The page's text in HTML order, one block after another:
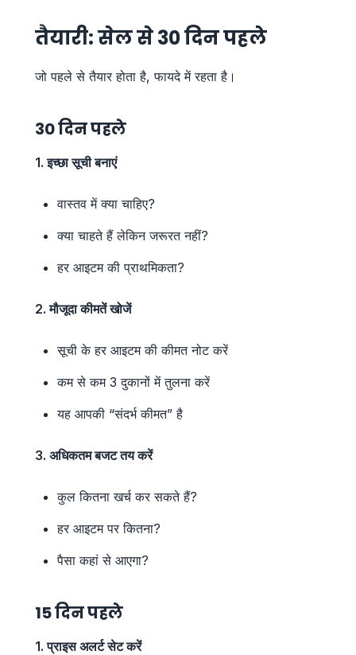
तैयारी: सेल से 30 दिन पहले
जो पहले से तैयार होता है, फायदे में रहता है।
30 दिन पहले
1. इच्छा सूची बनाएं
वास्तव में क्या चाहिए?
क्या चाहते हैं लेकिन जरूरत नहीं?
हर आइटम की प्राथमिकता?
2. मौजूदा कीमतें खोजें
सूची के हर आइटम की कीमत नोट करें
कम से कम 3 दुकानों में तुलना करें
यह आपकी “संदर्भ कीमत” है
3. अधिकतम बजट तय करें
कुल कितना खर्च कर सकते हैं?
हर आइटम पर कितना?
पैसा कहां से आएगा?
15 दिन पहले
1. प्राइस अलर्ट सेट करें